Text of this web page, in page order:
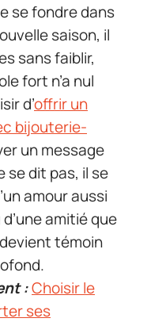
se fondre dans
saison, il
sans faiblir,
fort n’a nul
d’offrir un
bijouterie-
un message
se dit pas, il se
amour aussi
amitié que
témoin
:Choisir le
ses